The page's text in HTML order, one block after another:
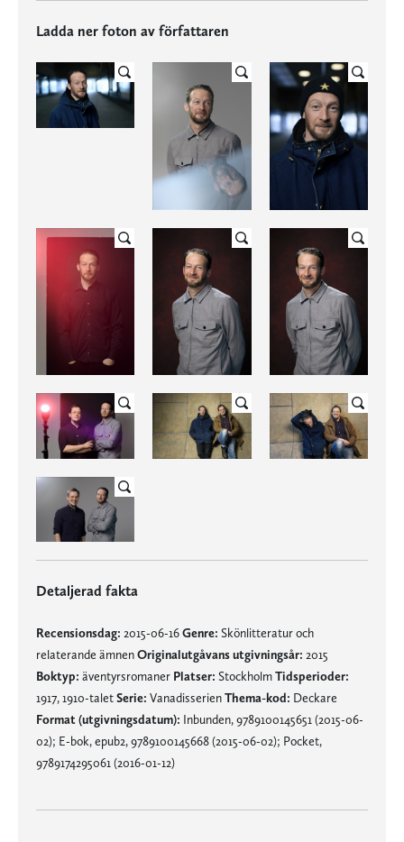
Ladda ner foton av författaren
Detaljerad fakta
Recensionsdag: 2015-06-16Genre: Skönlitteratur och
relaterande ämnenOriginalutgåvans utgivningsår: 2015
Boktyp: äventyrsromaner Platser: StockholmTidsperioder:
1917, 1910-taletSerie: VanadisserienThema-kod: Deckare
Format (utgivningsdatum): Inbunden, 9789100145651 (2015-06-
02); E-bok, epub2, 9789100145668 (2015-06-02); Pocket,
9789174295061 (2016-01-12)